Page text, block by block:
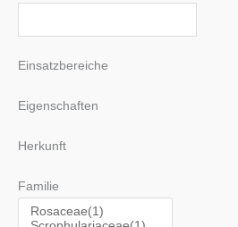
Einsatzbereiche
Eigenschaften
Herkunft
Familie